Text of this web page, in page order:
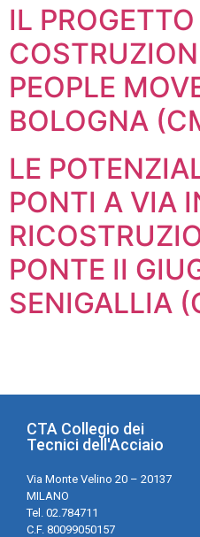
IL
PEOPLE
BOLOGNA
LE
PONTI A VIA
PONTE II
SENIGALLIA
CTA Collegio dei
Tecnici dell'Acciaio
Via Monte Velino 20 – 20137
MILANO
Tel. 02.784711
C.F. 80099050157